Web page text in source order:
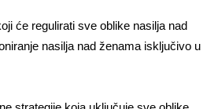
će regulirati sve oblike nasilja nad
nasilja nad ženama isključivo u